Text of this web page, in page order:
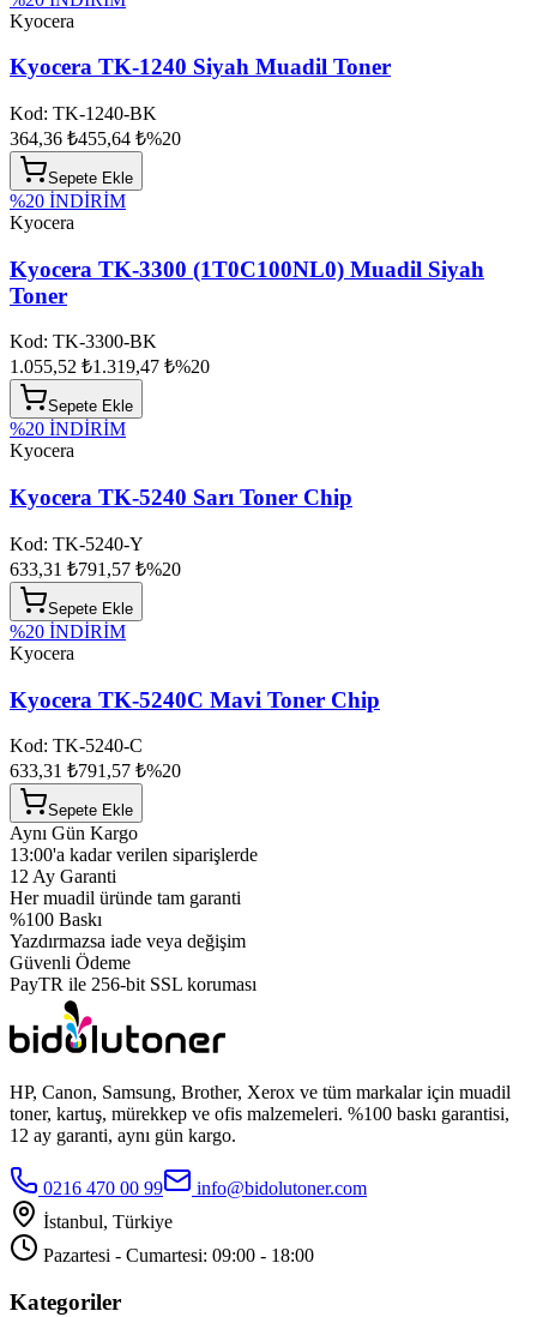
Kyocera
Kyocera TK-1240 Siyah Muadil Toner
Kod: TK-1240-BK
364,36 ₺455,64 ₺%20
Sepete Ekle
%20 İNDİRİM
Kyocera
Kyocera TK-3300 (1T0C100NL0) Muadil Siyah
Toner
Kod: TK-3300-BK
1.055,52 ₺1.319,47 ₺%20
Sepete Ekle
%20 İNDİRİM
Kyocera
Kyocera TK-5240 Sarı Toner Chip
Kod: TK-5240-Y
633,31 ₺791,57 ₺%20
Sepete Ekle
%20 İNDİRİM
Kyocera
Kyocera TK-5240C Mavi Toner Chip
Kod: TK-5240-C
633,31 ₺791,57 ₺%20
Sepete Ekle
Aynı Gün Kargo
13:00'a kadar verilen siparişlerde
12 Ay Garanti
Her muadil üründe tam garanti
%100 Baskı
Yazdırmazsa iade veya değişim
Güvenli Ödeme
PayTR ile 256-bit SSL koruması
HP, Canon, Samsung, Brother, Xerox ve tüm markalar için muadil
toner, kartuş, mürekkep ve ofis malzemeleri. %100 baskı garantisi,
12 ay garanti, aynı gün kargo.
0216 470 00 99
info@bidolutoner.com
İstanbul, Türkiye
Pazartesi - Cumartesi: 09:00 - 18:00
Kategoriler